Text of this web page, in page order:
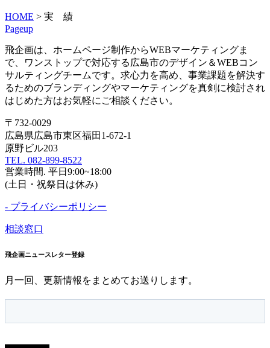
HOME > 実 績
Pageup
飛企画は、ホームページ制作からWEBマーケティングま
で、ワンストップで対応する広島市のデザイン＆WEBコン
サルティングチームです。求心力を高め、事業課題を解決す
るためのブランディングやマーケティングを真剣に検討され
はじめた方はお気軽にご相談ください。
〒732-0029
広島県広島市東区福田1-672-1
原野ビル203
TEL. 082-899-8522
営業時間. 平日9:00~18:00
(土日・祝祭日は休み)
- プライバシーポリシー
相談窓口
飛企画ニュースレター登録
月一回、更新情報をまとめてお送りします。